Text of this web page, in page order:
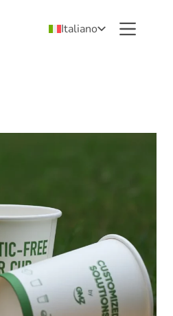
Italiano